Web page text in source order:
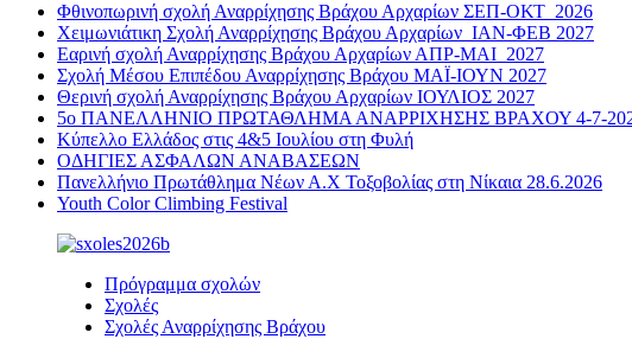
Φθινοπωρινή σχολή Αναρρίχησης Βράχου Αρχαρίων ΣΕΠ-ΟΚΤ 2026
Χειμωνιάτικη Σχολή Αναρρίχησης Βράχου Αρχαρίων ΙΑΝ-ΦΕΒ 2027
Εαρινή σχολή Αναρρίχησης Βράχου Αρχαρίων ΑΠΡ-ΜΑΙ 2027
Σχολή Μέσου Επιπέδου Αναρρίχησης Βράχου ΜΑΪ-ΙΟΥΝ 2027
Θερινή σχολή Αναρρίχησης Βράχου Αρχαρίων ΙΟΥΛΙΟΣ 2027
5ο ΠΑΝΕΛΛΗΝΙΟ ΠΡΩΤΑΘΛΗΜΑ ΑΝΑΡΡΙΧΗΣΗΣ ΒΡΑΧΟΥ 4-7-2026
Κύπελλο Ελλάδος στις 4&5 Ιουλίου στη Φυλή
ΟΔΗΓΙΕΣ ΑΣΦΑΛΩΝ ΑΝΑΒΑΣΕΩΝ
Πανελλήνιο Πρωτάθλημα Νέων Α.Χ Τοξοβολίας στη Νίκαια 28.6.2026
Youth Color Climbing Festival
Πρόγραμμα σχολών
Σχολές
Σχολές Αναρρίχησης Βράχου